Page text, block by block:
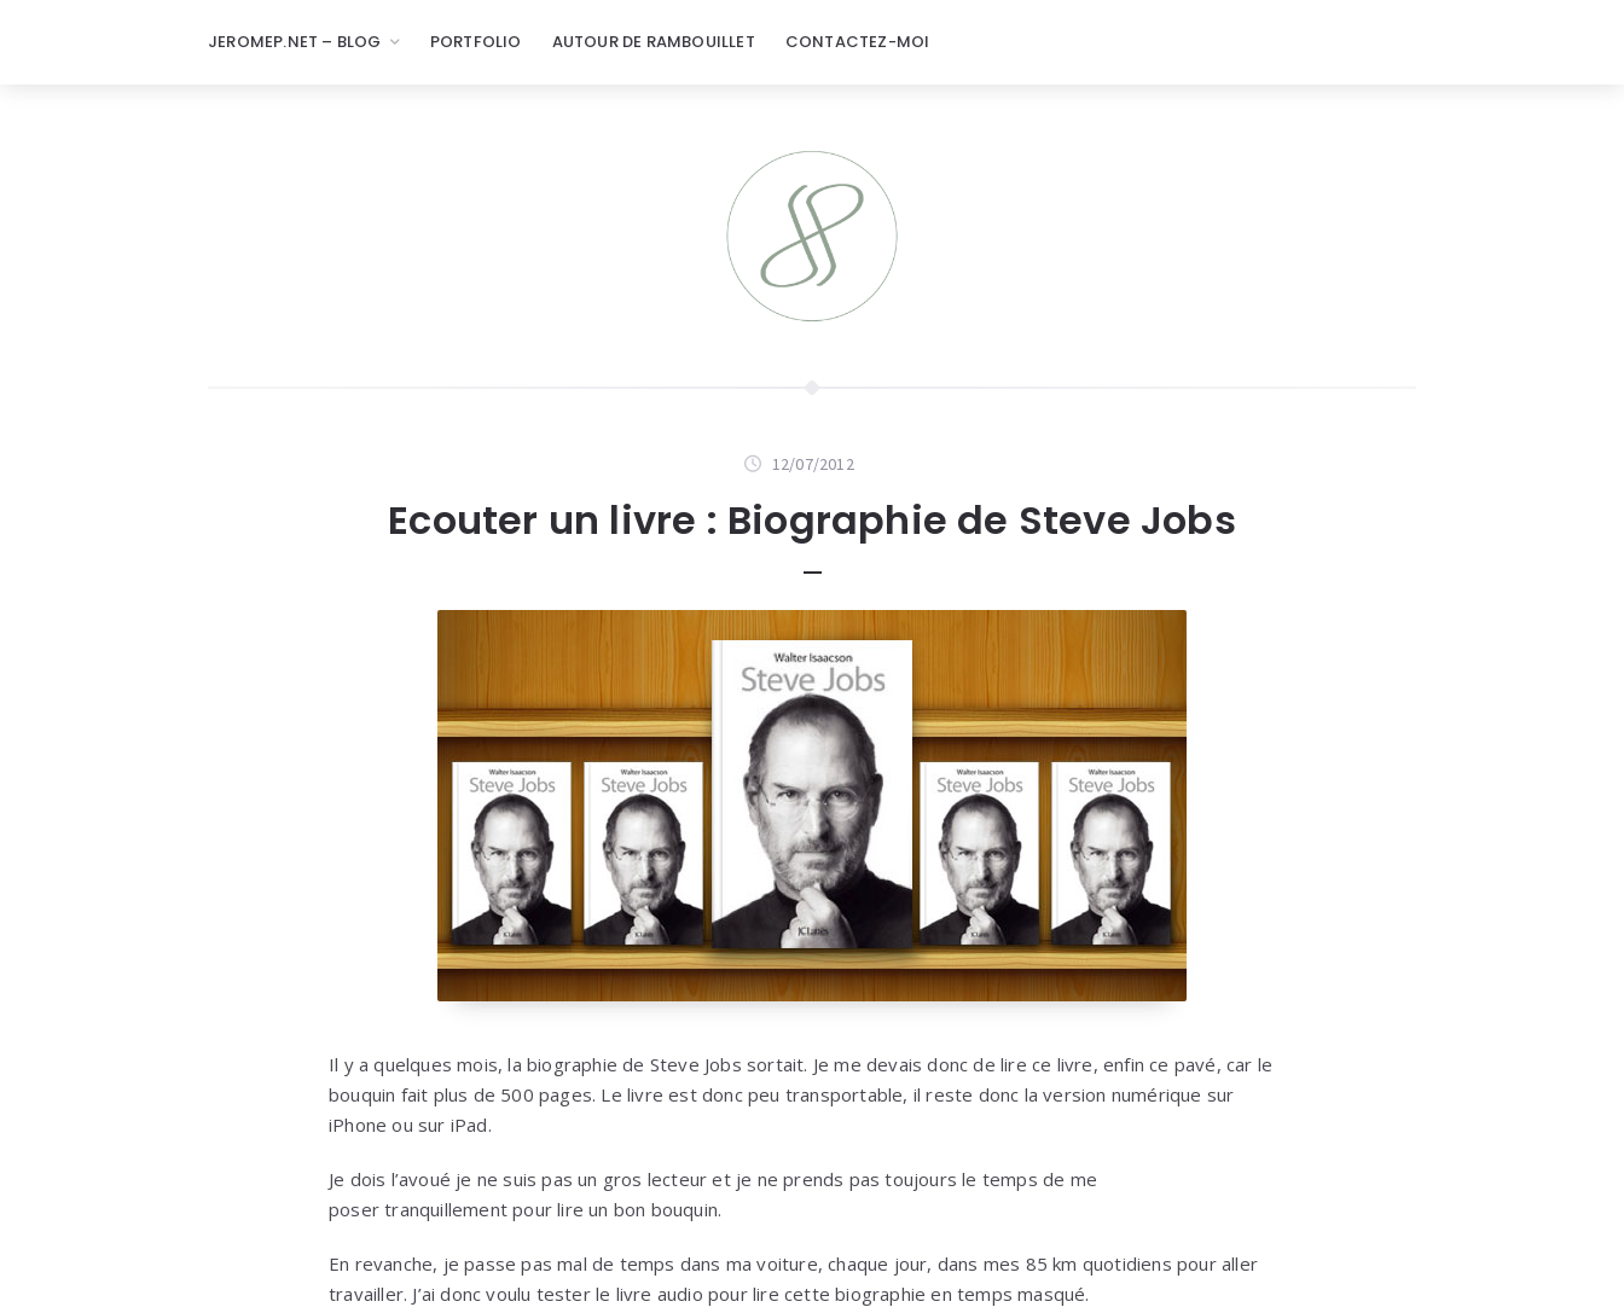
JEROMEP.NET – BLOG PORTFOLIO AUTOUR DE RAMBOUILLET CONTACTEZ-MOI
12/07/2012
Ecouter un livre : Biographie de Steve Jobs
Il y a quelques mois, la biographie de Steve Jobs sortait. Je me devais donc de lire ce livre, enfin ce pavé, car le
bouquin fait plus de 500 pages. Le livre est donc peu transportable, il reste donc la version numérique sur
iPhone ou sur iPad.
Je dois l’avoué je ne suis pas un gros lecteur et je ne prends pas toujours le temps de me
poser tranquillement pour lire un bon bouquin.
En revanche, je passe pas mal de temps dans ma voiture, chaque jour, dans mes 85 km quotidiens pour aller
travailler. J’ai donc voulu tester le livre audio pour lire cette biographie en temps masqué.